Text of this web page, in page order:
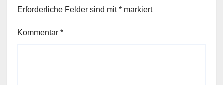
Erforderliche Felder sind mit* markiert
Kommentar *